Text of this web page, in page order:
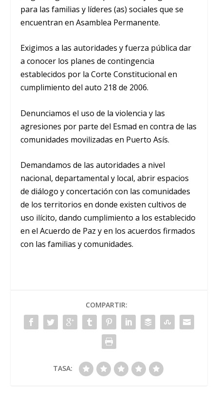
para las familias y líderes (as) sociales que se
encuentran en Asamblea Permanente.
Exigimos a las autoridades y fuerza pública dar
a conocer los planes de contingencia
establecidos por la Corte Constitucional en
cumplimiento del auto 218 de 2006.
Denunciamos el uso de la violencia y las
agresiones por parte del Esmad en contra de las
comunidades movilizadas en Puerto Asís.
Demandamos de las autoridades a nivel
nacional, departamental y local, abrir espacios
de diálogo y concertación con las comunidades
de los territorios en donde existen cultivos de
uso ilícito, dando cumplimiento a los establecido
en el Acuerdo de Paz y en los acuerdos firmados
con las familias y comunidades.
COMPARTIR:
TASA: